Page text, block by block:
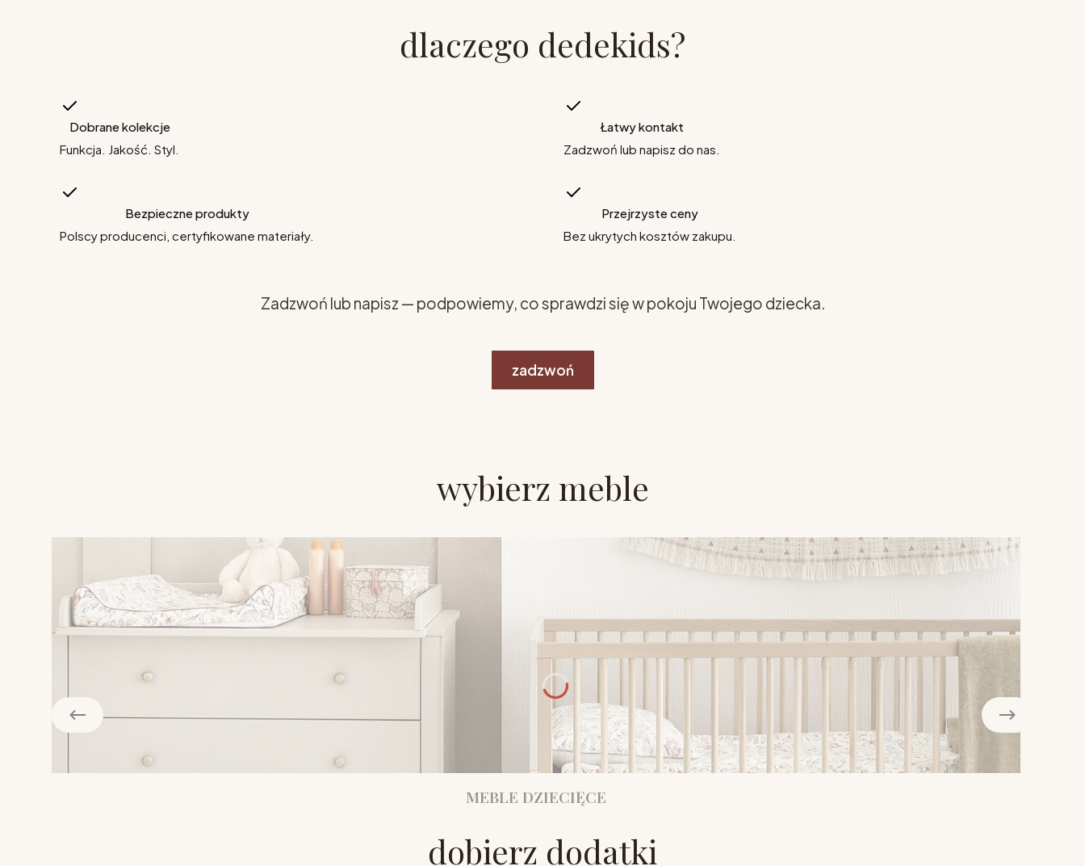
dlaczego dedekids?
Dobrane kolekcje
Funkcja. Jakość. Styl.
Łatwy kontakt
Zadzwoń lub napisz do nas.
Bezpieczne produkty
Polscy producenci, certyfikowane materiały.
Przejrzyste ceny
Bez ukrytych kosztów zakupu.
Zadzwoń lub napisz — podpowiemy, co sprawdzi się w pokoju Twojego dziecka.
zadzwoń
wybierz meble
MEBLE DZIECIĘCE
dobierz dodatki